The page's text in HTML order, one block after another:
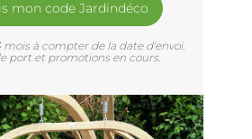
mon code Jardindéco
mois à compter de la date d'envoi.
port et promotions en cours.